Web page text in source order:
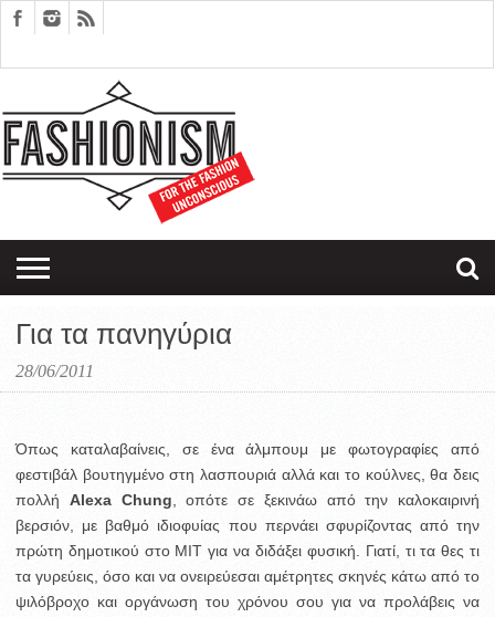
EDITORIALS
COUPLES
THERAPY
SARTORIAGRAM
Για τα πανηγύρια
28/06/2011
Όπως καταλαβαίνεις, σε ένα άλμπουμ με φωτογραφίες από
φεστιβάλ βουτηγμένο στη λασπουριά αλλά και το κούλνες, θα δεις
πολλή Alexa Chung , οπότε σε ξεκινάω από την καλοκαιρινή
βερσιόν, με βαθμό ιδιοφυίας που περνάει σφυρίζοντας από την
πρώτη δημοτικού στο MIT για να διδάξει φυσική. Γιατί, τι τα θες τι
τα γυρεύεις, όσο και να ονειρεύεσαι αμέτρητες σκηνές κάτω από το
ψιλόβροχο και οργάνωση του χρόνου σου για να προλάβεις να